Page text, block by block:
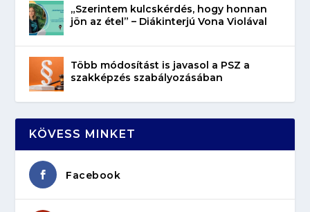
„Szerintem kulcskérdés, hogy honnan
jön az étel” – Diákinterjú Vona Violával
Több módosítást is javasol a PSZ a
szakképzés szabályozásában
KÖVESS MINKET
Facebook